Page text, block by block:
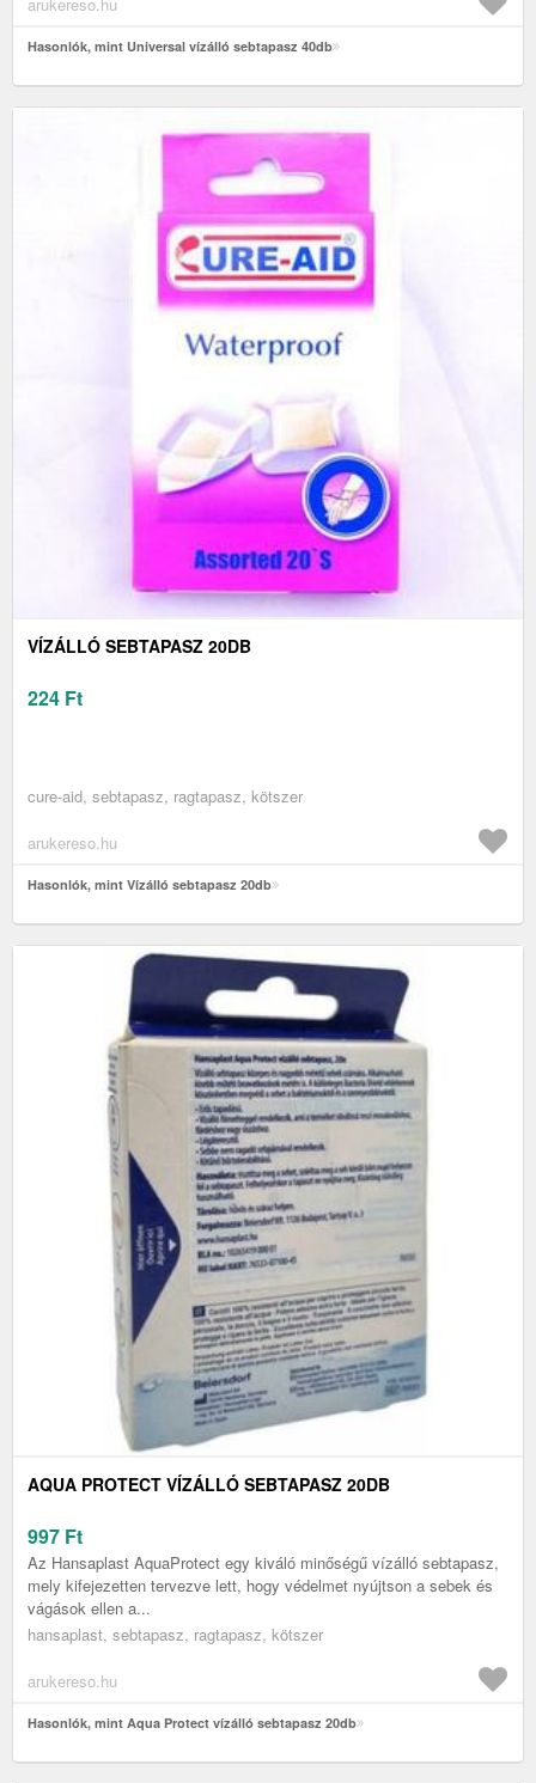
arukereso.hu
Hasonlók, mint Universal vízálló sebtapasz 40db
VÍZÁLLÓ SEBTAPASZ 20DB
224 Ft
cure-aid, sebtapasz, ragtapasz, kötszer
arukereso.hu
Hasonlók, mint Vízálló sebtapasz 20db
AQUA PROTECT VÍZÁLLÓ SEBTAPASZ 20DB
997 Ft
Az Hansaplast AquaProtect egy kiváló minőségű vízálló sebtapasz,
mely kifejezetten tervezve lett, hogy védelmet nyújtson a sebek és
vágások ellen a...
hansaplast, sebtapasz, ragtapasz, kötszer
arukereso.hu
Hasonlók, mint Aqua Protect vízálló sebtapasz 20db